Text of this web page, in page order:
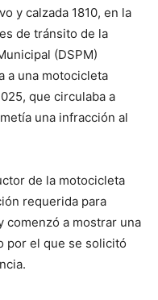
y calzada 1810, en la
de tránsito de la
(DSPM)
a una motocicleta
que circulaba a
una infracción al
de la motocicleta
requerida para
comenzó a mostrar una
por el que se solicitó